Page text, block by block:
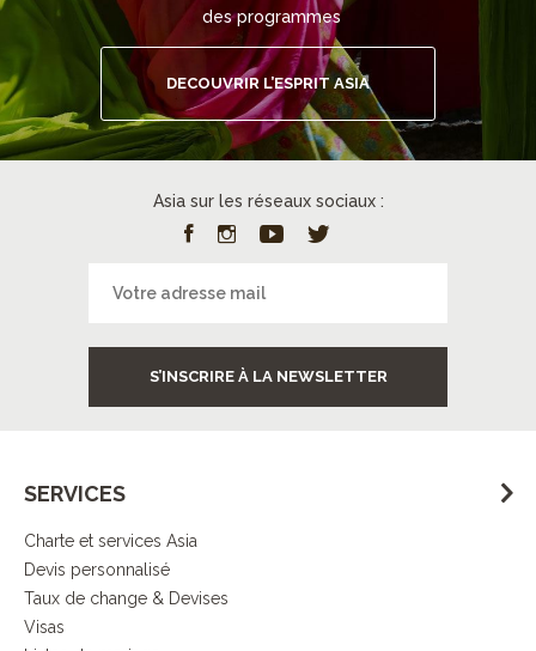
des programmes
DECOUVRIR L’ESPRIT ASIA
Asia sur les réseaux sociaux :
S’INSCRIRE À LA NEWSLETTER
SERVICES
Charte et services Asia
Devis personnalisé
Taux de change & Devises
Visas